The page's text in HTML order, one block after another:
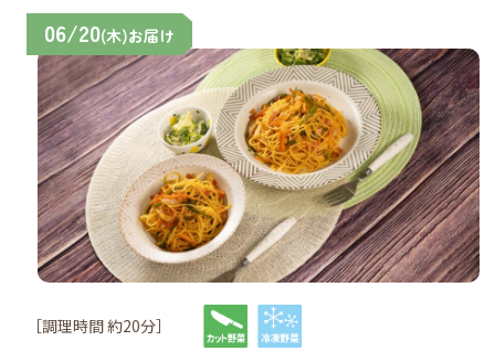
06/20(木)お届け
［調理時間 約20分］